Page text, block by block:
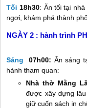
Tối 18h30: Ăn tối tại
ngơi, khám phá thành
NGÀY 2 : hành trình
Sáng 07h00: Ăn sáng
hành tham quan:
Nhà thờ Mằng
được xây dựng
giữ cuốn sách in